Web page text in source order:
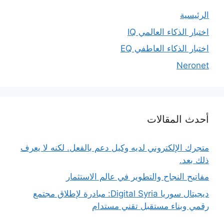
الرئيسية
اختبار الذكاء العالمي IQ
اختبار الذكاء العاطفي EQ
Neronet
أحدث المقالات
متجرك الإلكتروني لديه وكيل دعم بالفعل. لكنه لا يعرف
ذلك بعد.
مفاتيح النجاح والتطوير في عالم الاستثمار
ديجيتال سوريا Digital Syria: مبادرة لإطلاق مجتمع
رقمي وبناء مستقبل تقني مستدام